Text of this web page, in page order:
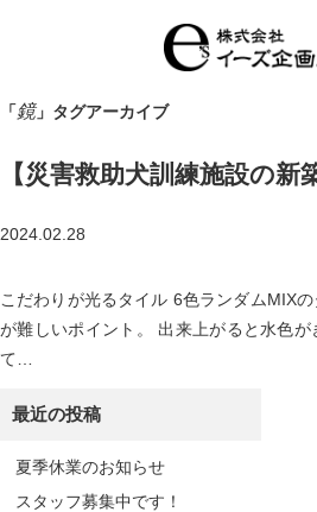
「鏡」タグアーカイブ
【災害救助犬訓練施設の新
2024.02.28
こだわりが光るタイル 6色ランダムMIX
が難しいポイント。 出来上がると水色
て…
最近の投稿
夏季休業のお知らせ
スタッフ募集中です！